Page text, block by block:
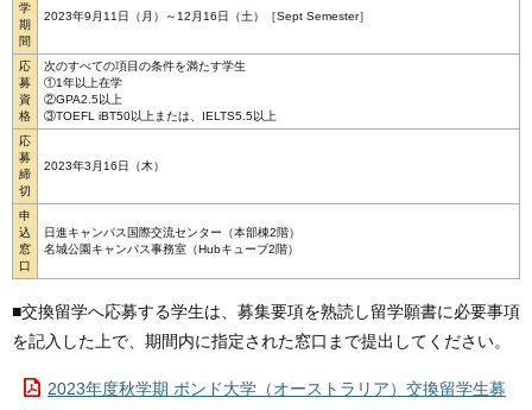
学
期
間
2023年9月11日（月）～12月16日（土）［Sept Semester］
応
募
資
格
次のすべての項目の条件を満たす学生
①1年以上在学
②GPA2.5以上
③TOEFL iBT50以上または、IELTS5.5以上
応
募
締
切
2023年3月16日（木）
申
込
窓
口
日進キャンパス国際交流センター（本部棟2階）
名城公園キャンパス事務室（Hubキューブ2階）
■交換留学へ応募する学生は、募集要項を熟読し留学願書に必要事項
を記入した上で、期間内に指定された窓口まで提出してください。
2023年度秋学期 ボンド大学（オーストラリア）交換留学生募